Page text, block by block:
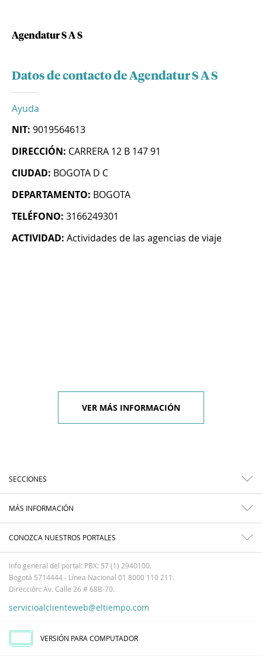
Agendatur S A S
Datos de contacto de Agendatur S A S
Ayuda
NIT: 9019564613
DIRECCIÓN: CARRERA 12 B 147 91
CIUDAD: BOGOTA D C
DEPARTAMENTO: BOGOTA
TELÉFONO: 3166249301
ACTIVIDAD: Actividades de las agencias de viaje
VER MÁS INFORMACIÓN
SECCIONES
MÁS INFORMACIÓN
CONOZCA NUESTROS PORTALES
Info general del portal: PBX: 57 (1) 2940100.
Bogotá 5714444 - Línea Nacional 01 8000 110 211.
Dirección: Av. Calle 26 # 68B-70.
servicioalclienteweb@eltiempo.com
VERSIÓN PARA COMPUTADOR